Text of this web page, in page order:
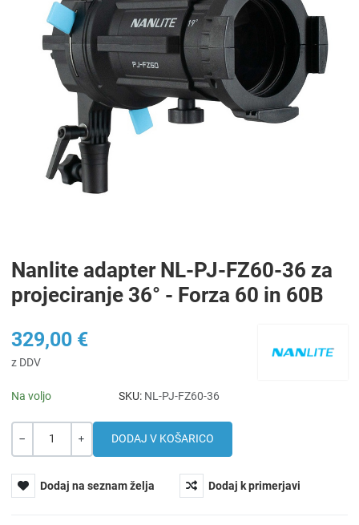
Nanlite adapter NL-PJ-FZ60-36 za
projeciranje 36° - Forza 60 in 60B
329,00 €
z DDV
Na voljo SKU: NL-PJ-FZ60-36
Dodaj na seznam želja Dodaj k primerjavi